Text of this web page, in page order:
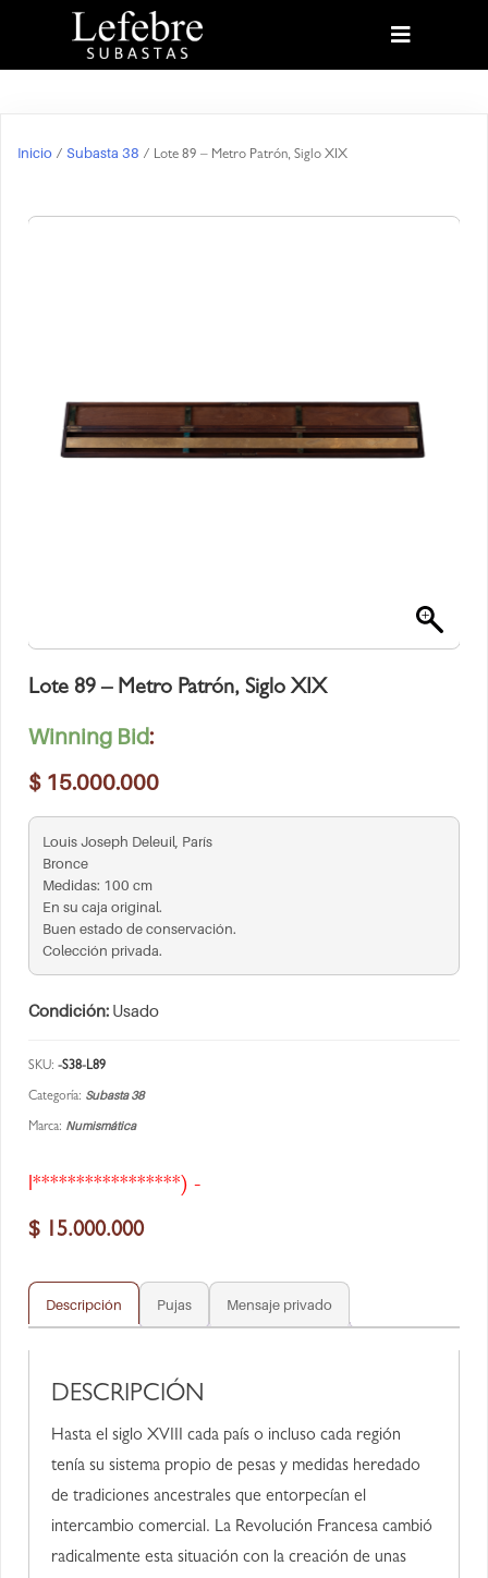
Inicio / Subasta 38 / Lote 89 – Metro Patrón, Siglo XIX
Lote 89 – Metro Patrón, Siglo XIX
Winning Bid:
$ 15.000.000
Louis Joseph Deleuil, París
Bronce
Medidas: 100 cm
En su caja original.
Buen estado de conservación.
Colección privada.
Condición: Usado
SKU: -S38-L89
Categoría: Subasta 38
Marca: Numismática
l*****************) -
$ 15.000.000
Descripción Pujas Mensaje privado
DESCRIPCIÓN
Hasta el siglo XVIII cada país o incluso cada región
tenía su sistema propio de pesas y medidas heredado
de tradiciones ancestrales que entorpecían el
intercambio comercial. La Revolución Francesa cambió
radicalmente esta situación con la creación de unas